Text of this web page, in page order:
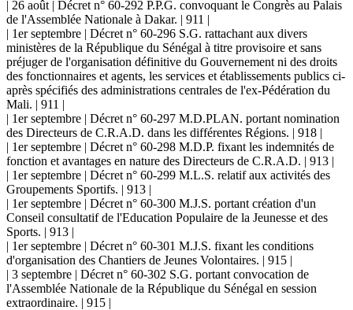
| 26 août | Décret n° 60-292 P.P.G. convoquant le Congrès au Palais
de l'Assemblée Nationale à Dakar. | 911 |
| 1er septembre | Décret n° 60-296 S.G. rattachant aux divers
ministères de la République du Sénégal à titre provisoire et sans
préjuger de l'organisation définitive du Gouvernement ni des droits
des fonctionnaires et agents, les services et établissements publics ci-
après spécifiés des administrations centrales de l'ex-Pédération du
Mali. | 911 |
| 1er septembre | Décret n° 60-297 M.D.PLAN. portant nomination
des Directeurs de C.R.A.D. dans les différentes Régions. | 918 |
| 1er septembre | Décret n° 60-298 M.D.P. fixant les indemnités de
fonction et avantages en nature des Directeurs de C.R.A.D. | 913 |
| 1er septembre | Décret n° 60-299 M.L.S. relatif aux activités des
Groupements Sportifs. | 913 |
| 1er septembre | Décret n° 60-300 M.J.S. portant création d'un
Conseil consultatif de l'Education Populaire de la Jeunesse et des
Sports. | 913 |
| 1er septembre | Décret n° 60-301 M.J.S. fixant les conditions
d'organisation des Chantiers de Jeunes Volontaires. | 915 |
| 3 septembre | Décret n° 60-302 S.G. portant convocation de
l'Assemblée Nationale de la République du Sénégal en session
extraordinaire. | 915 |